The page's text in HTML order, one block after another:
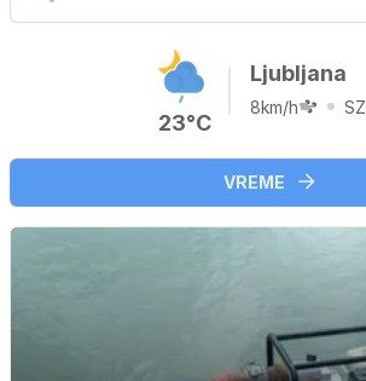
23°C
Ljubljana
8km/h SZ
VREME